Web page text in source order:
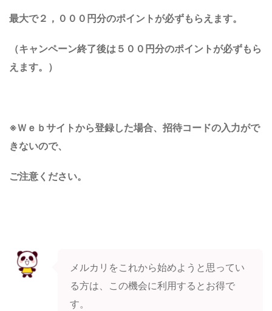
最大で２，０００円分のポイントが必ずもらえます。
（キャンペーン終了後は５００円分のポイントが必ずもら
えます。）
※Ｗｅｂサイトから登録した場合、招待コードの入力がで
きないので、
ご注意ください。
メルカリをこれから始めようと思ってい
る方は、この機会に利用するとお得で
す。